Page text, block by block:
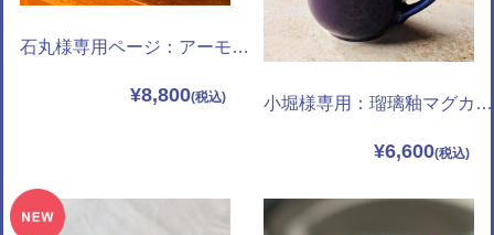
石丸様専用ページ：アーモンドボウル (市松 )
¥8,800 小堀様専用：瑠璃釉マグカップ（瓔珞）
¥6,600